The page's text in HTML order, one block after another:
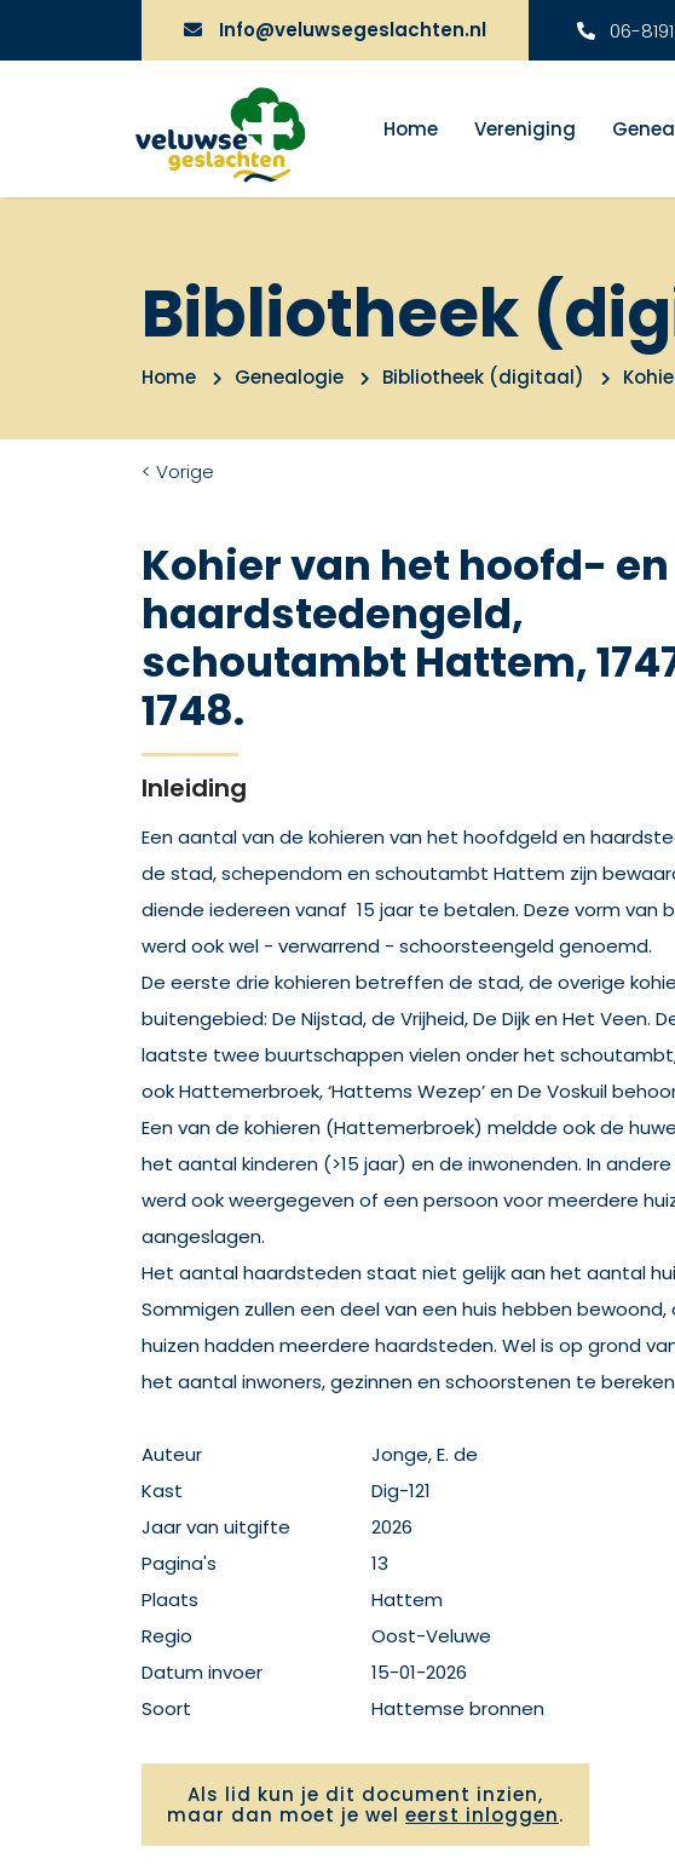
Info@veluwsegeslachten.nl 06-
Home Vereniging
Bibliotheek
Home Genealogie Bibliotheek (digitaal)
< Vorige
Kohier van het hoofd- en
haardstedengeld,
schoutambt Hattem,
1748.
Inleiding
Een aantal van de kohieren van het hoofdgeld en
de stad, schependom en schoutambt Hattem zijn
diende iedereen vanaf 15 jaar te betalen. Deze vorm van
werd ook wel - verwarrend - schoorsteengeld genoemd.
De eerste drie kohieren betreffen de stad, de overige
buitengebied: De Nijstad, de Vrijheid, De Dijk en Het Veen.
laatste twee buurtschappen vielen onder het
ook Hattemerbroek, ‘Hattems Wezep’ en De Voskuil
Een van de kohieren (Hattemerbroek) meldde ook de
het aantal kinderen (>15 jaar) en de inwonenden. In
werd ook weergegeven of een persoon voor meerdere
aangeslagen.
Het aantal haardsteden staat niet gelijk aan het aantal
Sommigen zullen een deel van een huis hebben bewoond,
huizen hadden meerdere haardsteden. Wel is op grond
het aantal inwoners, gezinnen en schoorstenen te
Auteur
Jonge, E. de
Kast
Dig-121
Jaar van uitgifte
2026
Pagina's
13
Plaats
Hattem
Regio
Oost-Veluwe
Datum invoer
15-01-2026
Soort
Hattemse bronnen
Als lid kun je dit document inzien,
maar dan moet je wel eerst inloggen.